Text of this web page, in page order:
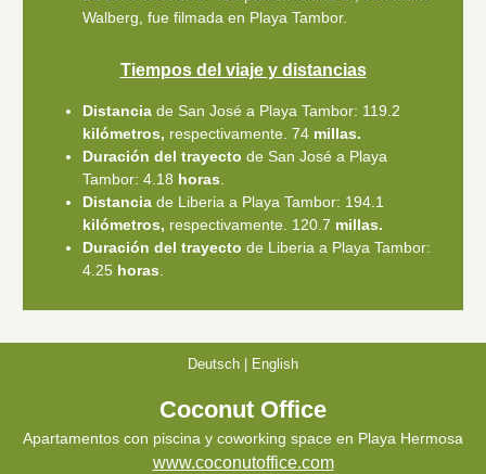
Walberg, fue filmada en Playa Tambor.
Tiempos del viaje y distancias
Distancia de San José a Playa Tambor: 119.2
kilómetros, respectivamente. 74 millas.
Duración del trayecto de San José a Playa
Tambor: 4.18 horas
Distancia de Liberia a Playa Tambor: 194.1
kilómetros, respectivamente. 120.7 millas.
Duración del trayecto de Liberia a Playa Tambor:
4.25 horas
Deutsch English
Coconut Office
Apartamentos con piscina y coworking space en Playa Hermosa
www.coconutoffice.com